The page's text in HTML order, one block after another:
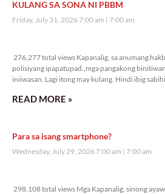
KULANG SA SONA NI PBBM
Friday, July 31, 2026 7:00 am 7:00 am
276,277 total views Kapanalig, sa anumang
polisiyang ipapatupad.,mga pangakong
iniiwasan. Lagi itong may kulang. Hindi ibig
READ MORE »
Para sa isang smartphone?
Wednesday, July 29, 2026 7:00 am 7:00 am
298,108 total views Mga Kapanalig, sinong